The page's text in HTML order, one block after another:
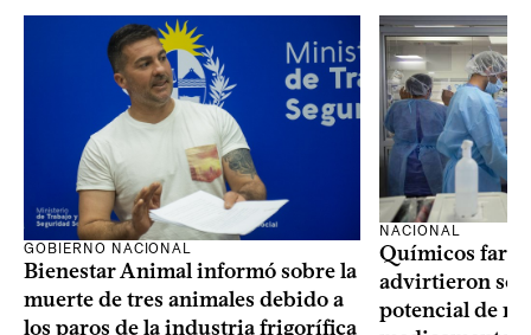
GOBIERNO NACIONAL
Bienestar Animal informó sobre la
muerte de tres animales debido a
los paros de la industria frigorífica
NACIONAL
Químicos
advirtieron
potencial de